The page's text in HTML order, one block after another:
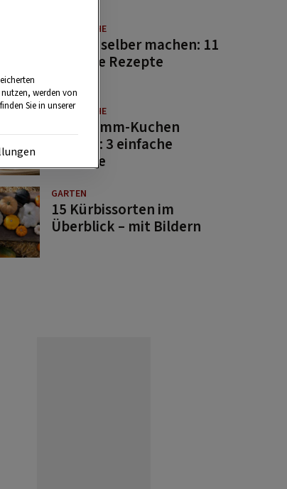
GUTE KÜCHE
Saucen selber machen: 11
beliebte Rezepte
GUTE KÜCHE
Osterlamm-Kuchen
backen: 3 einfache
Rezepte
GARTEN
15 Kürbissorten im
Überblick – mit Bildern
werden von
Sie in unserer